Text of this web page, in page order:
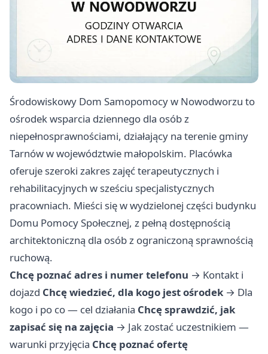
Środowiskowy Dom Samopomocy w Nowodworzu to
ośrodek wsparcia dziennego dla osób z
niepełnosprawnościami, działający na terenie gminy
Tarnów w województwie małopolskim. Placówka
oferuje szeroki zakres zajęć terapeutycznych i
rehabilitacyjnych w sześciu specjalistycznych
pracowniach. Mieści się w wydzielonej części budynku
Domu Pomocy Społecznej, z pełną dostępnością
architektoniczną dla osób z ograniczoną sprawnością
ruchową.
Chcę poznać adres i numer telefonu → Kontakt i
dojazd Chcę wiedzieć, dla kogo jest ośrodek → Dla
kogo i po co — cel działania Chcę sprawdzić, jak
zapisać się na zajęcia → Jak zostać uczestnikiem —
warunki przyjęcia Chcę poznać ofertę